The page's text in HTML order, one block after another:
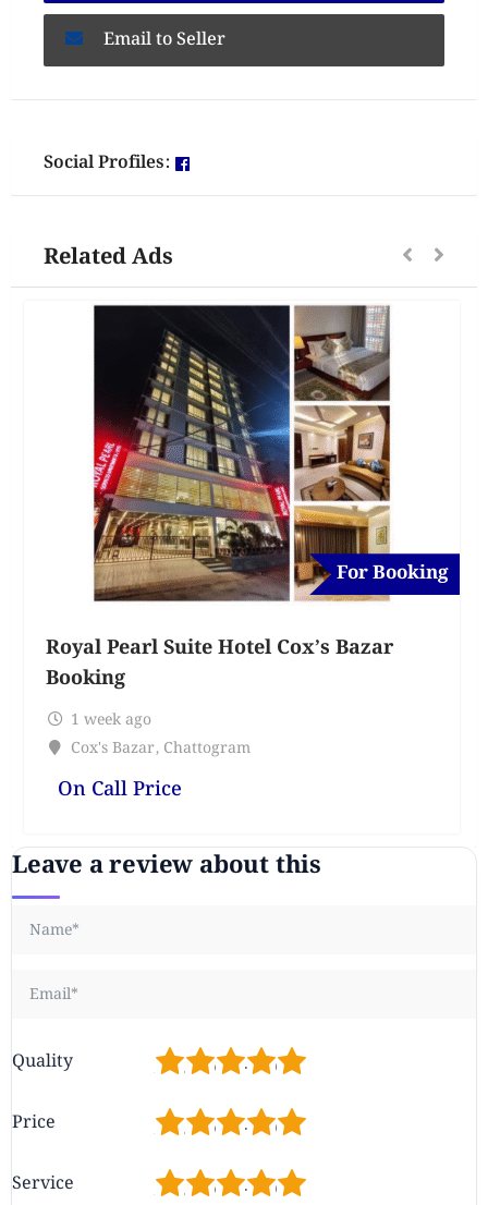
Email to Seller
Social Profiles:
Related Ads
For Booking
Royal Pearl Suite Hotel Cox’s Bazar
Booking
1 week ago
Cox's Bazar, Chattogram
On Call Price
Leave a review about this
Quality 5
4
3
2
Price 5
4
3
2
Service 5
4
3
2